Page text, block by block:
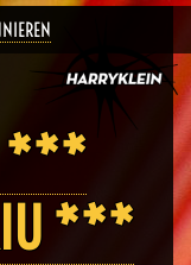
***
***